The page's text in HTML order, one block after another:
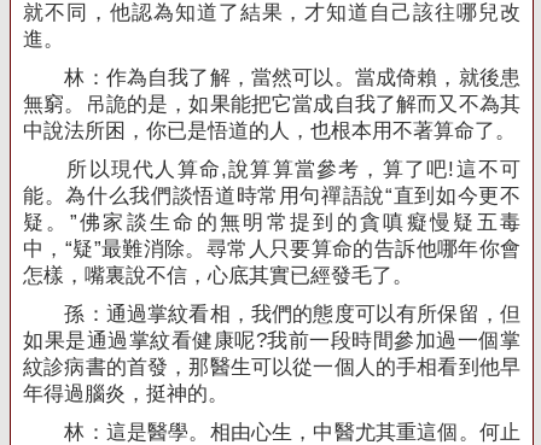
就不同，他認為知道了結果，才知道自己該往哪兒改
進。
林：作為自我了解，當然可以。當成倚賴，就後患
無窮。吊詭的是，如果能把它當成自我了解而又不為其
中說法所困，你已是悟道的人，也根本用不著算命了。
所以現代人算命,說算算當參考，算了吧!這不可
能。為什么我們談悟道時常用句禪語說“直到如今更不
疑。”佛家談生命的無明常提到的貪嗔癡慢疑五毒
中，“疑”最難消除。尋常人只要算命的告訴他哪年你會
怎樣，嘴裏說不信，心底其實已經發毛了。
孫：通過掌紋看相，我們的態度可以有所保留，但
如果是通過掌紋看健康呢?我前一段時間參加過一個掌
紋診病書的首發，那醫生可以從一個人的手相看到他早
年得過腦炎，挺神的。
林：這是醫學。相由心生，中醫尤其重這個。何止